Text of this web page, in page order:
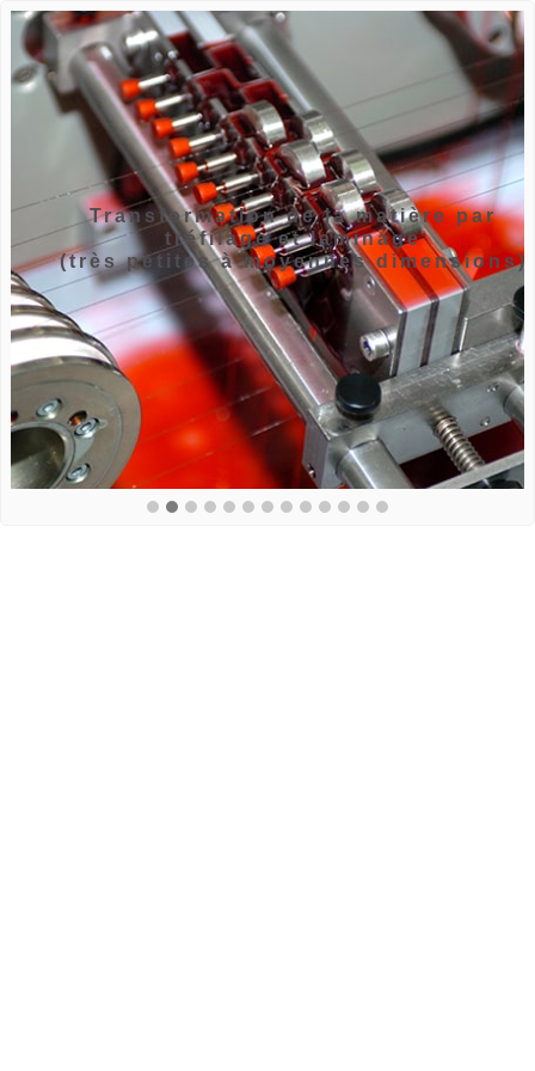
Transformation de la matière par
tréfilage et laminage
(très petites à moyennes dimensions)